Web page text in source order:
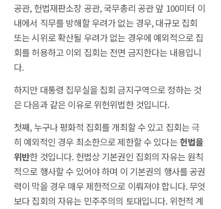
공관, 헌법재판소장 공관, 국무총리 공관 앞 100미터 이
내에서 직무를 방해할 우려가 없는 경우, 대규모 집회
또는 시위로 확산될 우려가 없는 경우에 예외적으로 집
회를 허용하고 이외 집회는 전면 금지한다는 내용입니
다.
하지만 대통령 집무실을 집회 금지구역으로 정하는 것
은 다음과 같은 이유로 위헌위법한 것입니다.
첫째, 누구나 평화적 집회를 개최할 수 있고 집회는 극
히 예외적인 경우 최소한으로 제한할 수 있다는헌법을
위반한 것입니다. 헌법상 기본권인 집회의 자유는 원칙
적으로 행사할 수 있어야 하며 이 기본권의 행사를 공권
력이 막을 경우 매우 제한적으로 이뤄져야 합니다. 무엇
보다 집회의 자유는 민주주의의 토대입니다. 위헌적 계